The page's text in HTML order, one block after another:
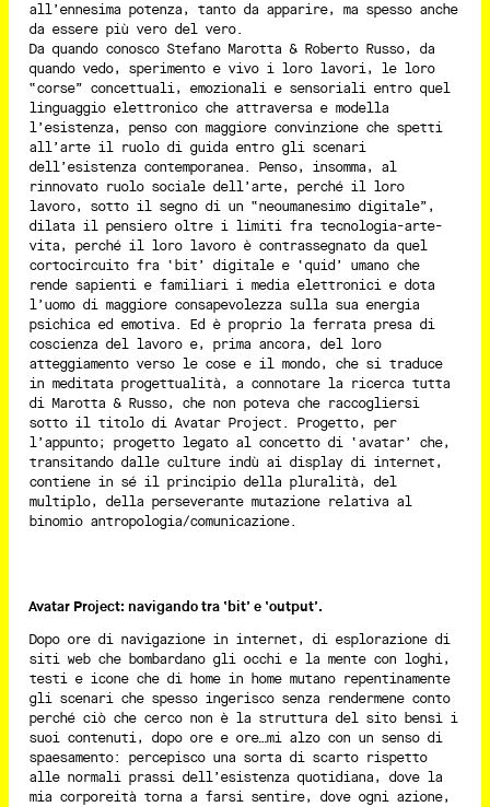
all’ennesima potenza, tanto da apparire, ma spesso anche
da essere più vero del vero.
Da quando conosco Stefano Marotta & Roberto Russo, da
quando vedo, sperimento e vivo i loro lavori, le loro
“corse” concettuali, emozionali e sensoriali entro quel
linguaggio elettronico che attraversa e modella
l’esistenza, penso con maggiore convinzione che spetti
all’arte il ruolo di guida entro gli scenari
dell’esistenza contemporanea. Penso, insomma, al
rinnovato ruolo sociale dell’arte, perché il loro
lavoro, sotto il segno di un “neoumanesimo digitale”,
dilata il pensiero oltre i limiti fra tecnologia-arte-
vita, perché il loro lavoro è contrassegnato da quel
cortocircuito fra ‘bit’ digitale e ‘quid’ umano che
rende sapienti e familiari i media elettronici e dota
l’uomo di maggiore consapevolezza sulla sua energia
psichica ed emotiva. Ed è proprio la ferrata presa di
coscienza del lavoro e, prima ancora, del loro
atteggiamento verso le cose e il mondo, che si traduce
in meditata progettualità, a connotare la ricerca tutta
di Marotta & Russo, che non poteva che raccogliersi
sotto il titolo di Avatar Project. Progetto, per
l’appunto; progetto legato al concetto di ‘avatar’ che,
transitando dalle culture indù ai display di internet,
contiene in sé il principio della pluralità, del
multiplo, della perseverante mutazione relativa al
binomio antropologia/comunicazione.
Avatar Project: navigando tra ‘bit’ e ‘output’.
Dopo ore di navigazione in internet, di esplorazione di
siti web che bombardano gli occhi e la mente con loghi,
testi e icone che di home in home mutano repentinamente
gli scenari che spesso ingerisco senza rendermene conto
perché ciò che cerco non è la struttura del sito bensì i
suoi contenuti, dopo ore e ore…mi alzo con un senso di
spaesamento: percepisco una sorta di scarto rispetto
alle normali prassi dell’esistenza quotidiana, dove la
mia corporeità torna a farsi sentire, dove ogni azione,